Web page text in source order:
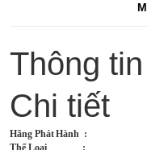
Thông
Chi tiết
Hãng Phát Hành :
Thể Loại :